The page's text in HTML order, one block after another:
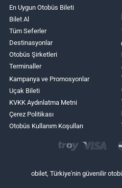
En Uygun Otobüs Bileti
Bilet Al
Tüm Seferler
Destinasyonlar
Otobüs Şirketleri
Terminaller
Kampanya ve Promosyonlar
Uçak Bileti
KVKK Aydınlatma Metni
Çerez Politikası
Otobüs Kullanım Koşulları
obilet, Türkiye'nin güvenilir